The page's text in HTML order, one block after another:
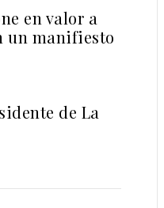
en valor a
un manifiesto
de La